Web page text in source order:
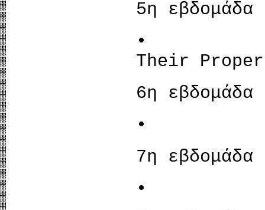
5η εβδομάδα
•
Their
6η εβδομάδα
•
7η εβδομάδα
•